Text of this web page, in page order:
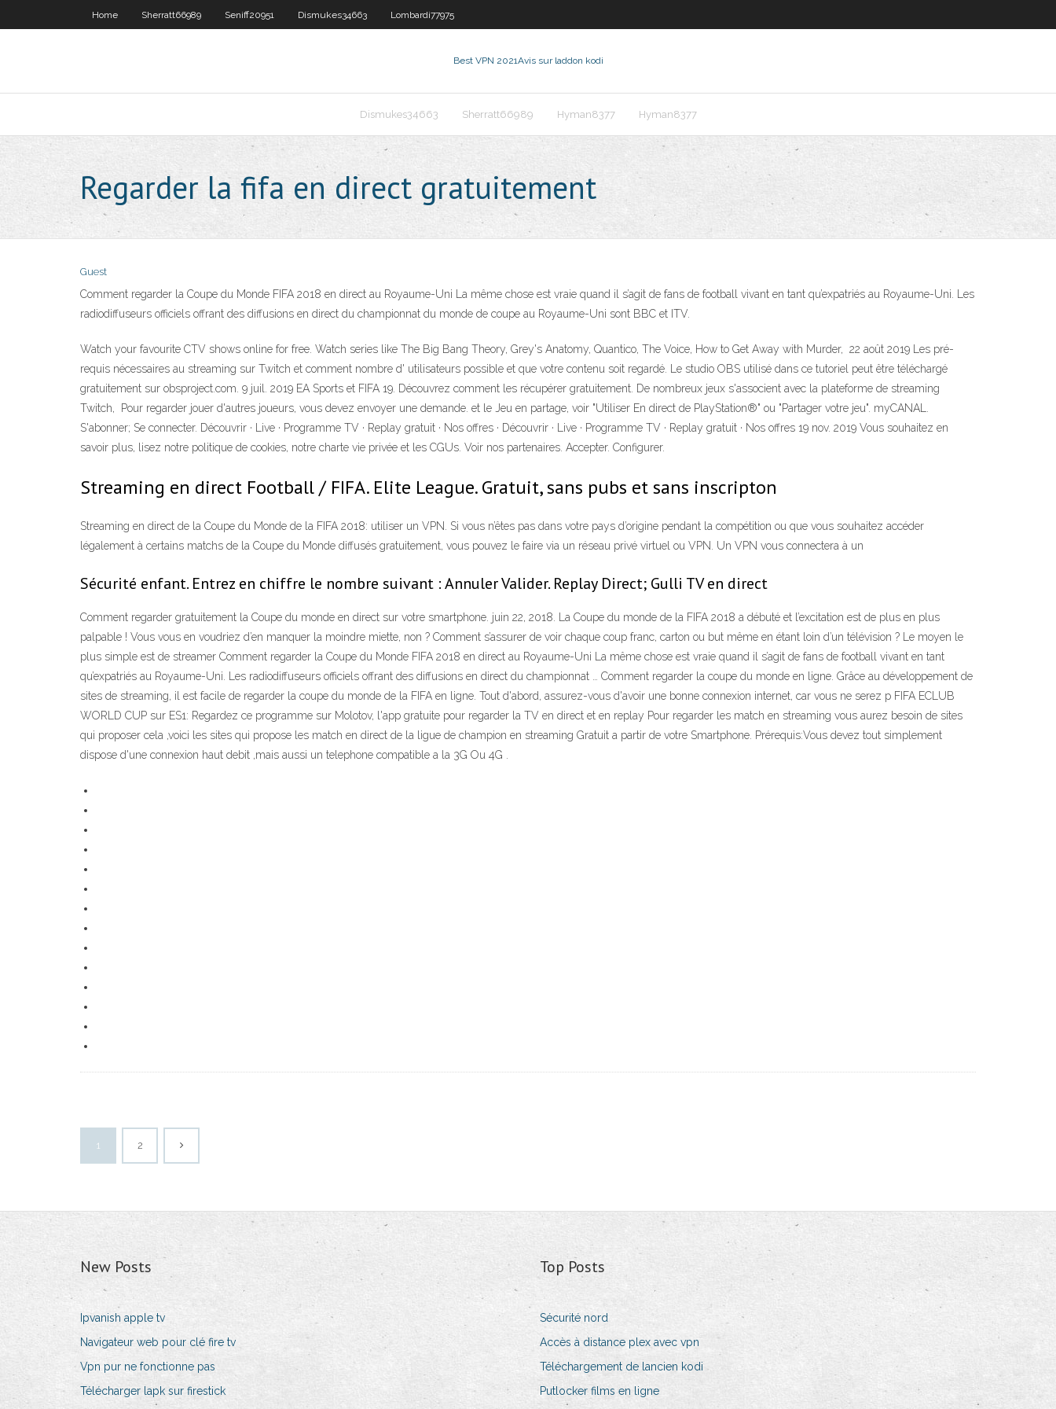
Home Sherratt66989 Seniff20951 Dismukes34663 Lombardi77975
Best VPN 2021Avis sur laddon kodi
Dismukes34663 Sherratt66989 Hyman8377 Hyman8377
Regarder la fifa en direct gratuitement
Guest
Comment regarder la Coupe du Monde FIFA 2018 en direct au Royaume-Uni La même chose est vraie quand il s’agit de fans de football vivant en tant qu’expatriés au Royaume-Uni. Les
radiodiffuseurs officiels offrant des diffusions en direct du championnat du monde de coupe au Royaume-Uni sont BBC et ITV.
Watch your favourite CTV shows online for free. Watch series like The Big Bang Theory, Grey's Anatomy, Quantico, The Voice, How to Get Away with Murder, 22 août 2019 Les pré-
requis nécessaires au streaming sur Twitch et comment nombre d' utilisateurs possible et que votre contenu soit regardé. Le studio OBS utilisé dans ce tutoriel peut être téléchargé
gratuitement sur obsproject.com. 9 juil. 2019 EA Sports et FIFA 19. Découvrez comment les récupérer gratuitement. De nombreux jeux s'associent avec la plateforme de streaming
Twitch, Pour regarder jouer d'autres joueurs, vous devez envoyer une demande. et le Jeu en partage, voir "Utiliser En direct de PlayStation®" ou "Partager votre jeu". myCANAL.
S'abonner; Se connecter. Découvrir · Live · Programme TV · Replay gratuit · Nos offres · Découvrir · Live · Programme TV · Replay gratuit · Nos offres 19 nov. 2019 Vous souhaitez en
savoir plus, lisez notre politique de cookies, notre charte vie privée et les CGUs. Voir nos partenaires. Accepter. Configurer.
Streaming en direct Football / FIFA. Elite League. Gratuit, sans pubs et sans inscripton
Streaming en direct de la Coupe du Monde de la FIFA 2018: utiliser un VPN. Si vous n’êtes pas dans votre pays d’origine pendant la compétition ou que vous souhaitez accéder
légalement à certains matchs de la Coupe du Monde diffusés gratuitement, vous pouvez le faire via un réseau privé virtuel ou VPN. Un VPN vous connectera à un
Sécurité enfant. Entrez en chiffre le nombre suivant : Annuler Valider. Replay Direct; Gulli TV en direct
Comment regarder gratuitement la Coupe du monde en direct sur votre smartphone. juin 22, 2018. La Coupe du monde de la FIFA 2018 a débuté et l’excitation est de plus en plus
palpable ! Vous vous en voudriez d’en manquer la moindre miette, non ? Comment s’assurer de voir chaque coup franc, carton ou but même en étant loin d’un télévision ? Le moyen le
plus simple est de streamer Comment regarder la Coupe du Monde FIFA 2018 en direct au Royaume-Uni La même chose est vraie quand il s’agit de fans de football vivant en tant
qu’expatriés au Royaume-Uni. Les radiodiffuseurs officiels offrant des diffusions en direct du championnat … Comment regarder la coupe du monde en ligne. Grâce au développement de
sites de streaming, il est facile de regarder la coupe du monde de la FIFA en ligne. Tout d'abord, assurez-vous d'avoir une bonne connexion internet, car vous ne serez p FIFA ECLUB
WORLD CUP sur ES1: Regardez ce programme sur Molotov, l'app gratuite pour regarder la TV en direct et en replay Pour regarder les match en streaming vous aurez besoin de sites
qui proposer cela ,voici les sites qui propose les match en direct de la ligue de champion en streaming Gratuit a partir de votre Smartphone. Prérequis:Vous devez tout simplement
dispose d'une connexion haut debit ,mais aussi un telephone compatible a la 3G Ou 4G .
1 2
New Posts
Ipvanish apple tv
Navigateur web pour clé fire tv
Vpn pur ne fonctionne pas
Télécharger lapk sur firestick
Top Posts
Sécurité nord
Accès à distance plex avec vpn
Téléchargement de lancien kodi
Putlocker films en ligne